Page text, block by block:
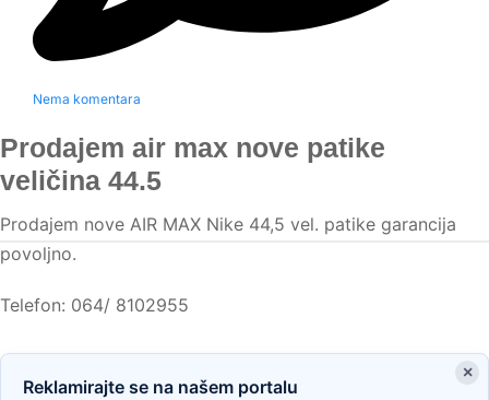
Nema komentara
Prodajem air max nove patike
veličina 44.5
Prodajem nove AIR MAX Nike 44,5 vel. patike garancija
povoljno.
Telefon: 064/ 8102955
×
Reklamirajte se na našem portalu